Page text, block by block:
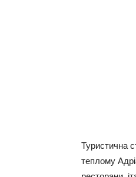
Туристична
теплому